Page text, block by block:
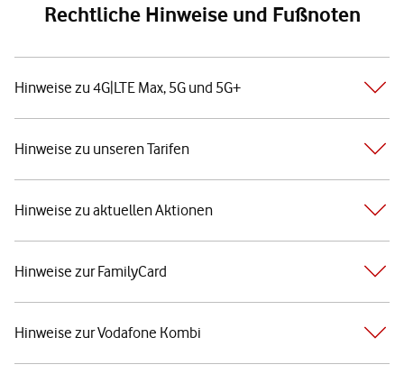
Rechtliche Hinweise und Fußnoten
Hinweise zu 4G|LTE Max, 5G und 5G+
Hinweise zu unseren Tarifen
Hinweise zu aktuellen Aktionen
Hinweise zur FamilyCard
Hinweise zur Vodafone Kombi